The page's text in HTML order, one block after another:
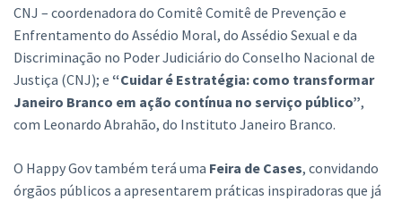
CNJ – coordenadora do Comitê Comitê de Prevenção e
Enfrentamento do Assédio Moral, do Assédio Sexual e da
Discriminação no Poder Judiciário do Conselho Nacional de
Justiça (CNJ); e “Cuidar é Estratégia: como transformar
Janeiro Branco em ação contínua no serviço público”,
com Leonardo Abrahão, do Instituto Janeiro Branco.
O Happy Gov também terá uma Feira de Cases, convidando
órgãos públicos a apresentarem práticas inspiradoras que já